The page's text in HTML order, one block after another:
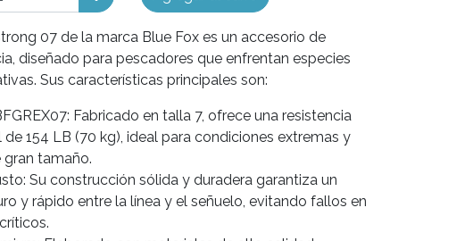
07 de la marca Blue Fox es un accesorio de
diseñado para pescadores que enfrentan especies
Sus características principales son:
Fabricado en talla 7, ofrece una resistencia
154 LB (70 kg), ideal para condiciones extremas y
tamaño.
Su construcción sólida y duradera garantiza un
y rápido entre la línea y el señuelo, evitando fallos en